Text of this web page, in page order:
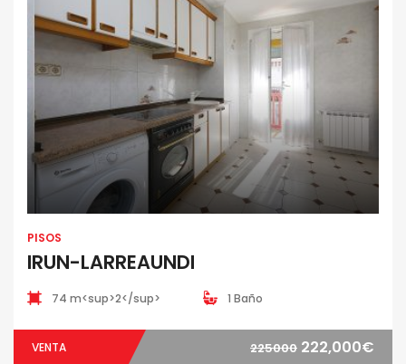
PISOS
IRUN-LARREAUNDI
74 m<sup>2</sup> 1 Baño
VENTA 225000 222,000€